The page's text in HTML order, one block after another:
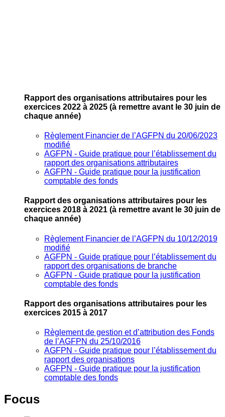
Rapport des organisations attributaires pour les
exercices 2022 à 2025 (à remettre avant le 30 juin de
chaque année)
Règlement Financier de l’AGFPN du 20/06/2023
modifié
AGFPN ‐ Guide pratique pour l’établissement du
rapport des organisations attributaires
AGFPN ‐ Guide pratique pour la justification
comptable des fonds
Rapport des organisations attributaires pour les
exercices 2018 à 2021 (à remettre avant le 30 juin de
chaque année)
Règlement Financier de l’AGFPN du 10/12/2019
modifié
AGFPN ‐ Guide pratique pour l’établissement du
rapport des organisations de branche
AGFPN ‐ Guide pratique pour la justification
comptable des fonds
Rapport des organisations attributaires pour les
exercices 2015 à 2017
Règlement de gestion et d’attribution des Fonds
de l’AGFPN du 25/10/2016
AGFPN ‐ Guide pratique pour l’établissement du
rapport des organisations
AGFPN ‐ Guide pratique pour la justification
comptable des fonds
Focus